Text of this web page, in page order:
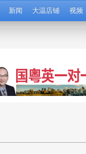
新闻 大温店铺 视频